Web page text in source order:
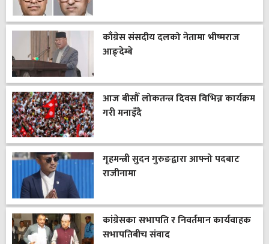
काँग्रेस संसदीय दलको नेतामा भीष्मराज
आङ्देम्बे
आज बीसौँ लोकतन्त्र दिवस विभिन्न कार्यक्रम
गरी मनाइँदै
गृहमन्त्री सुदन गुरुङद्वारा आफ्नो पदबाट
राजीनामा
कांग्रेसका सभापति र निवर्तमान कार्यवाहक
सभापतिबीच संवाद